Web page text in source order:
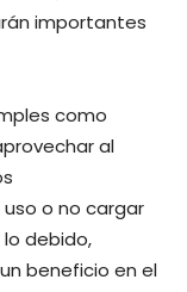
importantes
como
al
o no cargar
debido,
beneficio en el